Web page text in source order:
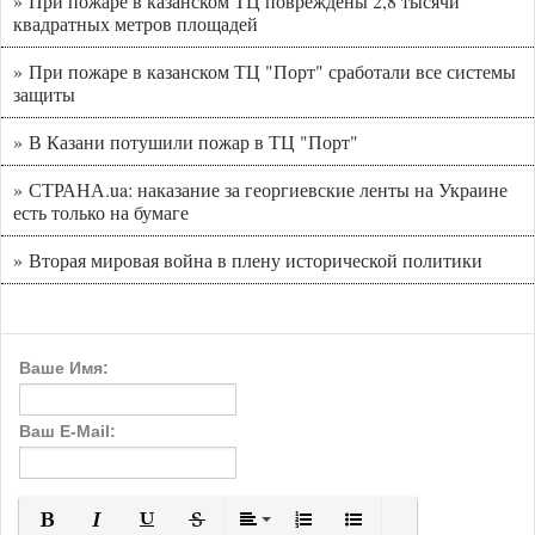
квадратных метров площадей
» При пожаре в казанском ТЦ "Порт" сработали все системы
защиты
» В Казани потушили пожар в ТЦ "Порт"
» СТРАНА.ua: наказание за георгиевские ленты на Украине
есть только на бумаге
» Вторая мировая война в плену исторической политики
Ваше Имя:
Ваш E-Mail: